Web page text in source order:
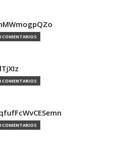
COMENTARIOS
COMENTARIOS
COMENTARIOS